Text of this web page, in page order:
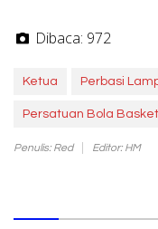
Dibaca: 972
Ketua Perbasi
Persatuan Bola
Penulis: Red Editor: HM